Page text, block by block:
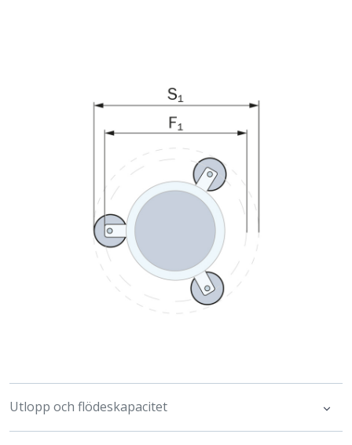
Utlopp och flödeskapacitet